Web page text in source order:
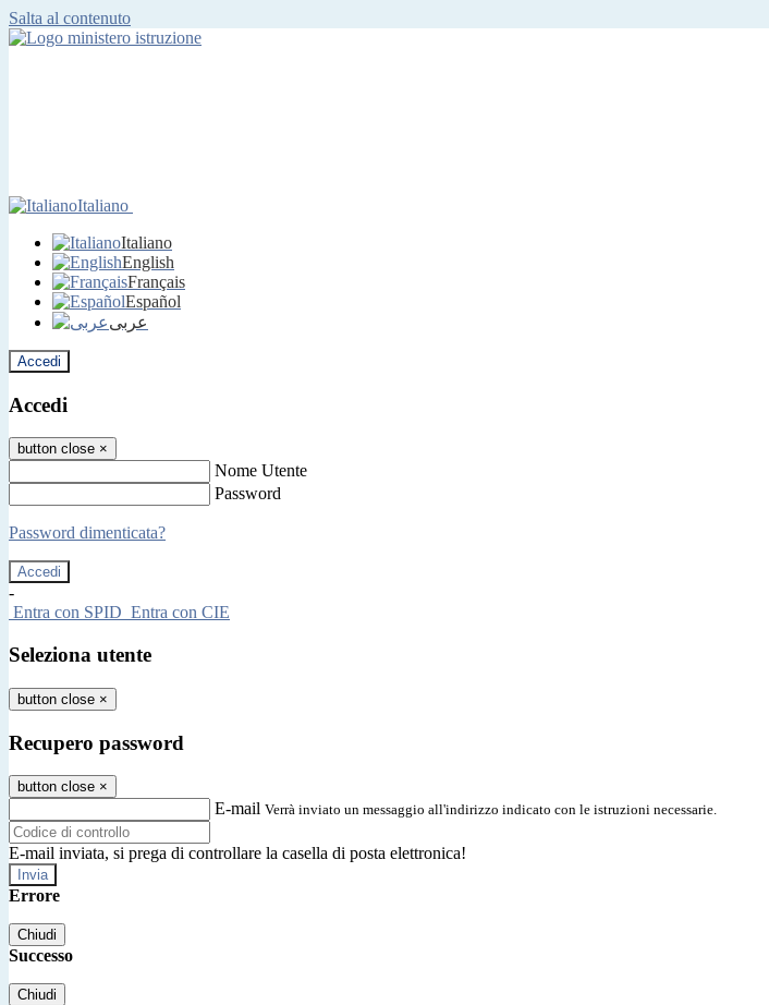
Salta al contenuto
Italiano
Italiano
English
Français
Español
عربى
Accedi
Accedi
button close ×
Nome Utente
Password
Password dimenticata?
-
Entra con SPID Entra con CIE
Seleziona utente
button close ×
Recupero password
button close ×
E-mail Verrà inviato un messaggio all'indirizzo indicato con le istruzioni necessarie.
E-mail inviata, si prega di controllare la casella di posta elettronica!
Errore
Chiudi
Successo
Chiudi